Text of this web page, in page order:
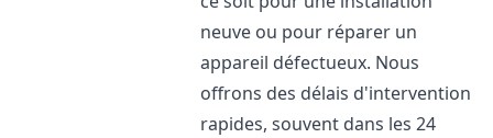
neuve ou pour réparer un
appareil défectueux. Nous
offrons des délais d'intervention
rapides, souvent dans les 24